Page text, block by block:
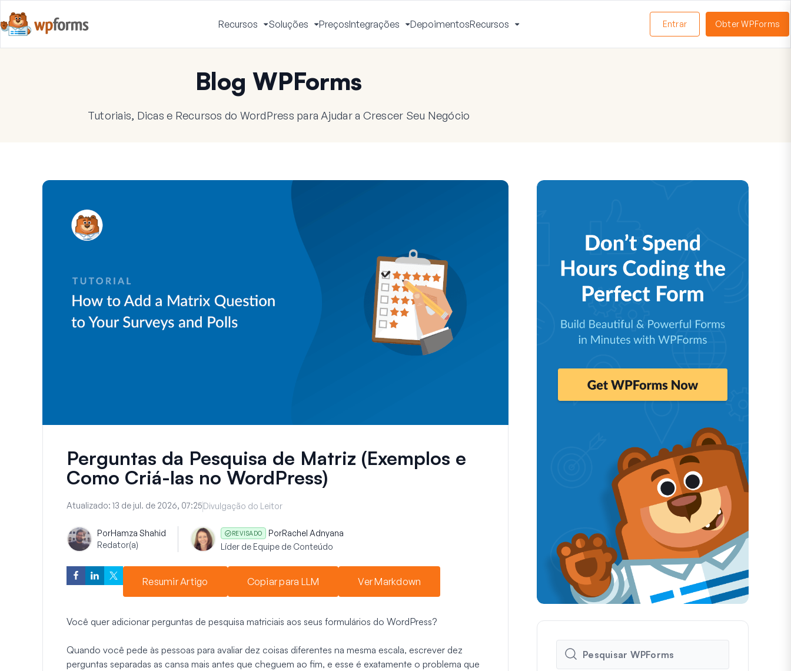
Recursos
Alternar
Menu
Soluções
Alternar
Menu
PreçosIntegrações
Alternar
Menu
DepoimentosRecursos
Menu
Entrar Obter WPForms
Blog WPForms
Tutoriais, Dicas e Recursos do WordPress para Ajudar a Crescer Seu Negócio
Perguntas da Pesquisa de Matriz (Exemplos e
Como Criá-las no WordPress)
Atualizado: 13 de jul. de 2026, 07:25Divulgação do Leitor
PorHamza Shahid
Redator(a)
REVISADO PorRachel Adnyana
Líder de Equipe de Conteúdo
Resumir Artigo Copiar para LLM Ver Markdown
Você quer adicionar perguntas de pesquisa matriciais aos seus formulários do WordPress?
Quando você pede às pessoas para avaliar dez coisas diferentes na mesma escala, escrever dez
perguntas separadas as cansa mais antes que cheguem ao fim, e esse é exatamente o problema que